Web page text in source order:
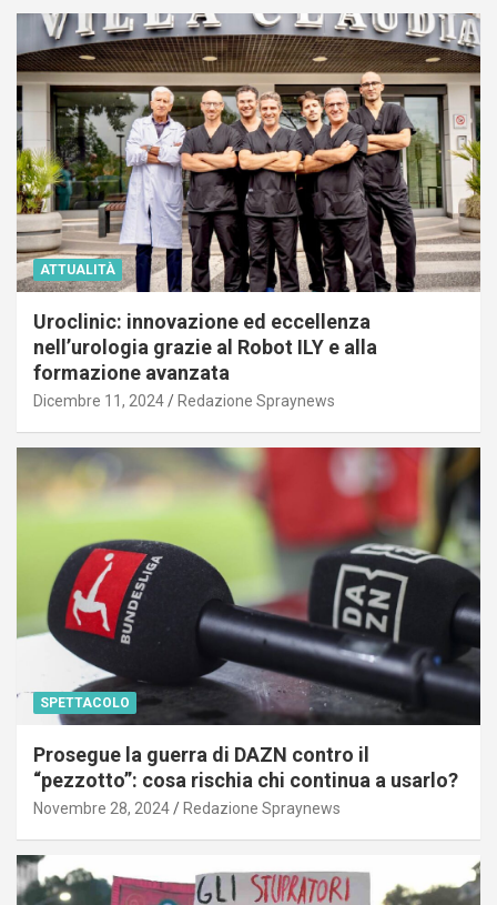
ATTUALITÀ
Uroclinic: innovazione ed eccellenza
nell’urologia grazie al Robot ILY e alla
formazione avanzata
Dicembre 11, 2024 Redazione Spraynews
SPETTACOLO
Prosegue la guerra di DAZN contro il
“pezzotto”: cosa rischia chi continua a usarlo?
Novembre 28, 2024 Redazione Spraynews